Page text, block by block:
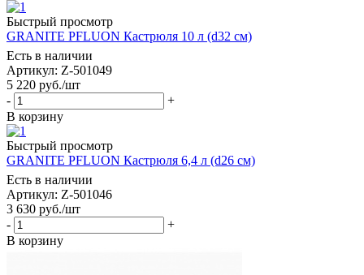
Быстрый просмотр
GRANITE PFLUON Кастрюля 10 л (d32 см)
Есть в наличии
Артикул: Z-501049
5 220 руб./шт
-
+
В корзину
Быстрый просмотр
GRANITE PFLUON Кастрюля 6,4 л (d26 см)
Есть в наличии
Артикул: Z-501046
3 630 руб./шт
-
+
В корзину